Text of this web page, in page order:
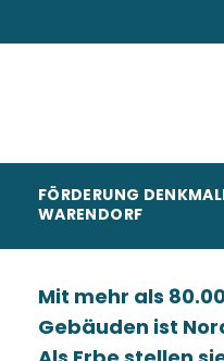
FÖRDERUNG
WARENDORF
Mit mehr als
Gebäuden ist